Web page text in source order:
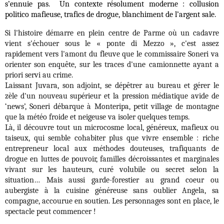
s’ennuie pas. Un contexte résolument moderne : collusion
politico mafieuse, trafics de drogue, blanchiment de l’argent sale.
Si l'histoire démarre en plein centre de Parme où un cadavre
vient s'échouer sous le « ponte di Mezzo », c'est assez
rapidement vers l'amont du fleuve que le commissaire Soneri va
orienter son enquête, sur les traces d'une camionnette ayant a
priori servi au crime.
Laissant Juvara, son adjoint, se dépêtrer au bureau et gérer le
zèle d'un nouveau supérieur et la pression médiatique avide de
‘news’, Soneri débarque à Monteripa, petit village de montagne
que la météo froide et neigeuse va isoler quelques temps.
Là, il découvre tout un microcosme local, généreux, mafieux ou
taiseux, qui semble cohabiter plus que vivre ensemble : riche
entrepreneur local aux méthodes douteuses, trafiquants de
drogue en luttes de pouvoir, familles décroissantes et marginales
vivant sur les hauteurs, curé volubile ou secret selon la
situation… Mais aussi garde-forestier au grand coeur ou
aubergiste à la cuisine généreuse sans oublier Angela, sa
compagne, accourue en soutien. Les personnages sont en place, le
spectacle peut commencer !